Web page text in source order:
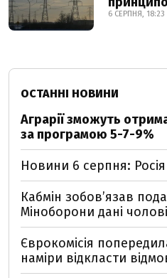
6 СЕРПНЯ, 18:23
ОСТАННІ НОВИНИ
Аграрії зможуть
за програмою 5-7-9%
Новини 6 серпня:
Кабмін зобовʼязав
Міноборони дані
Єврокомісія
наміри відкласти